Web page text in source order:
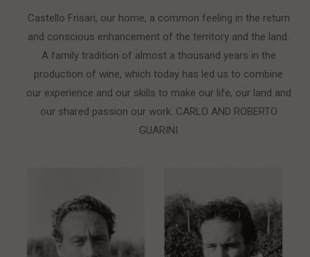
Castello Frisari, our home, a common feeling in the return
and conscious enhancement of the territory and the land.
A family tradition of almost a thousand years in the
production of wine, which today has led us to combine
our experience and our skills to make our life, our land and
our shared passion our work. CARLO AND ROBERTO
GUARINI